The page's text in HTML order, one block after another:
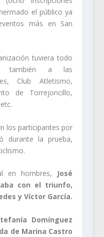
el público ya
más en San
tuviera todo
también a las
Club Atletismo,
de Torrejoncillo,
los participantes por
durante la prueba,
en hombres, José
con el triunfo,
y Víctor García.
Domínguez
de Marina Castro